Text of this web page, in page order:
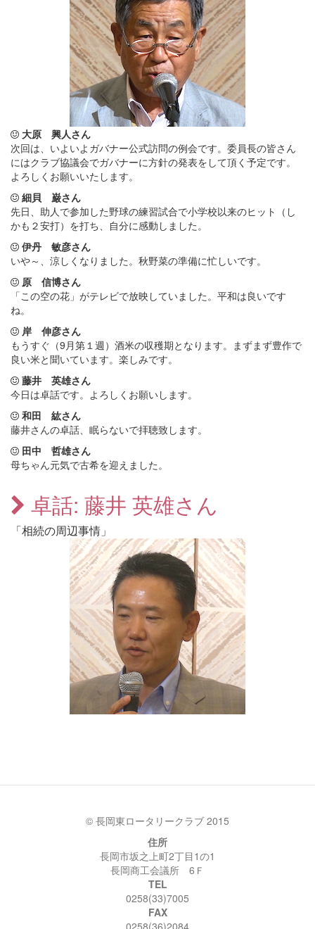
大原 興人さん
次回は、いよいよガバナー公式訪問の例会です。委員長の皆さん
にはクラブ協議会でガバナーに方針の発表をして頂く予定です。
よろしくお願いいたします。
細貝 巌さん
先日、助人で参加した野球の練習試合で小学校以来のヒット（し
かも２安打）を打ち、自分に感動しました。
伊丹 敏彦さん
いや～、涼しくなりました。秋野菜の準備に忙しいです。
原 信博さん
「この空の花」がテレビで放映していました。平和は良いです
ね。
岸 伸彦さん
もうすぐ（9月第１週）酒米の収穫期となります。まずまず豊作で
良い米と聞いています。楽しみです。
藤井 英雄さん
今日は卓話です。よろしくお願いします。
和田 紘さん
藤井さんの卓話、眠らないで拝聴致します。
田中 哲雄さん
母ちゃん元気で古希を迎えました。
卓話: 藤井 英雄さん
「相続の周辺事情」
© 長岡東ロータリークラブ 2015
住所
長岡市坂之上町2丁目1の1
長岡商工会議所 6Ｆ
TEL
0258(33)7005
FAX
0258(36)2084